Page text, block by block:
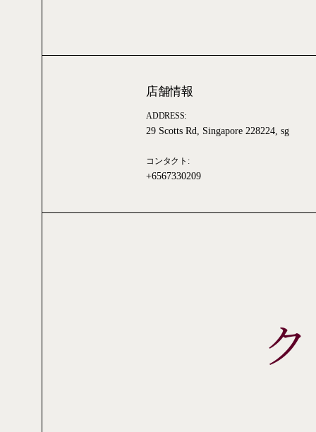
店舗情報
ADDRESS:
29 Scotts Rd, Singapore 228224, sg
コンタクト:
+6567330209